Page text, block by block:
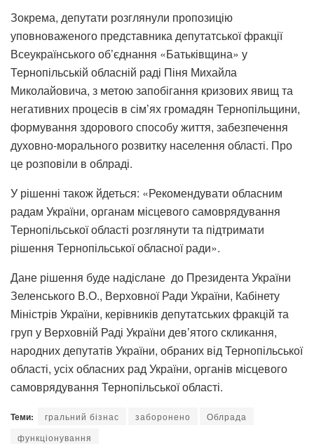
Зокрема, депутати розглянули пропозицію
уповноваженого представника депутатської фракції
Всеукраїнського об’єднання «Батьківщина» у
Тернопільській обласній раді Піня Михайла
Миколайовича, з метою запобігання кризових явищ та
негативних процесів в сім’ях громадян Тернопільщини,
формування здорового способу життя, забезпечення
духовно-морального розвитку населення області. Про
це розповіли в облраді.
У рішенні також йдеться: «Рекомендувати обласним
радам України, органам місцевого самоврядування
Тернопільської області розглянути та підтримати
рішення Тернопільської обласної ради».
Дане рішення буде надіслане до Президента України
Зеленського В.О., Верховної Ради України, Кабінету
Міністрів України, керівників депутатських фракцій та
груп у Верховній Раді України дев’ятого скликання,
народних депутатів України, обраних від Тернопільської
області, усіх обласних рад України, органів місцевого
самоврядування Тернопільської області.
Теми: гральний бізнас заборонено
Облрада
функціонування